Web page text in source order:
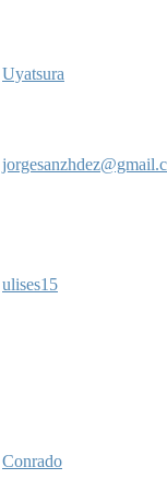
Uyatsura
ulises15
Conrado